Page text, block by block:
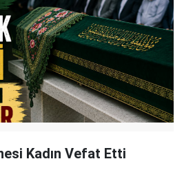
Kadın Vefat Etti